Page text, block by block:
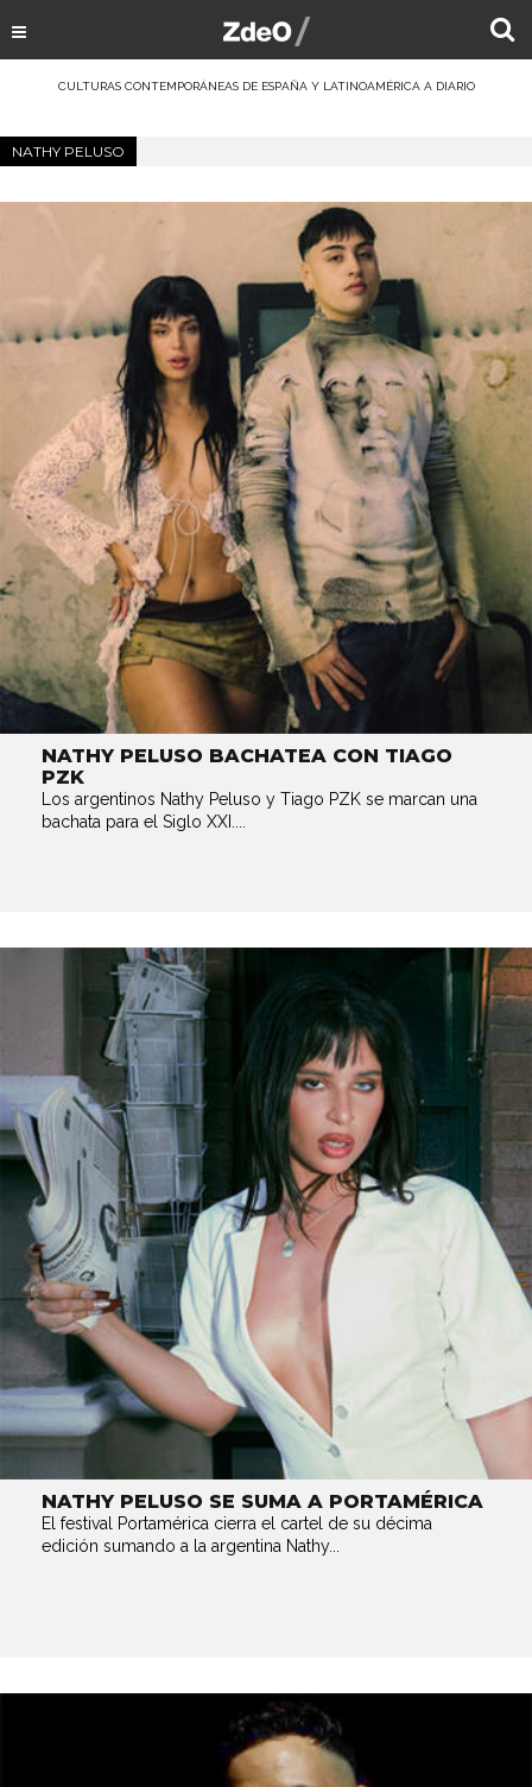
CULTURAS CONTEMPORÁNEAS DE ESPAÑA Y LATINOAMÉRICA A DIARIO
NATHY PELUSO
NATHY PELUSO BACHATEA CON TIAGO
PZK
Los argentinos Nathy Peluso y Tiago PZK se marcan una
bachata para el Siglo XXI....
NATHY PELUSO SE SUMA A PORTAMÉRICA
El festival Portamérica cierra el cartel de su décima
edición sumando a la argentina Nathy...